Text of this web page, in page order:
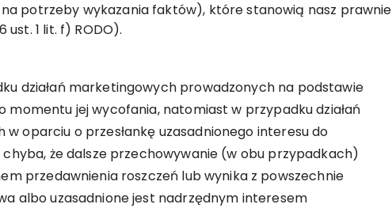
potrzeby wykazania faktów), które stanowią nasz prawnie
1 lit. f) RODO).
działań marketingowych prowadzonych na podstawie
jej wycofania, natomiast w przypadku działań
oparciu o przesłankę uzasadnionego interesu do
chyba, że dalsze przechowywanie (w obu przypadkach)
przedawnienia roszczeń lub wynika z powszechnie
albo uzasadnione jest nadrzędnym interesem